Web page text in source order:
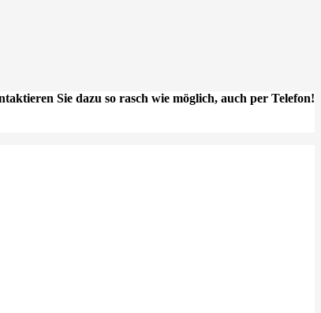
Sie dazu so rasch wie möglich, auch per Telefon!